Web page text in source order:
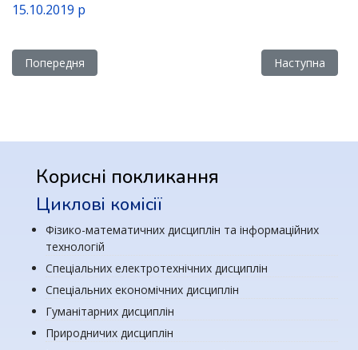
15.10.2019 р
Попередня стаття: Графік навчального процесу
Попередня Наступна
Наступна
Корисні покликання
Циклові комісії
Фізико-математичних дисциплін та інформаційних
технологій
Спеціальних електротехнічних дисциплін
Спеціальних економічних дисциплін
Гуманітарних дисциплін
Природничих дисциплін